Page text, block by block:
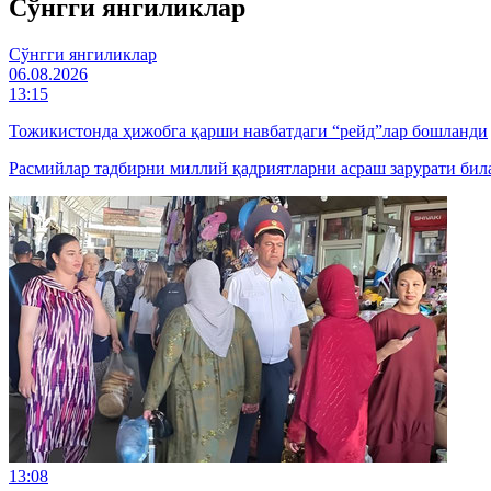
Cўнгги янгиликлар
Cўнгги янгиликлар
06.08.2026
13:15
Тожикистонда ҳижобга қарши навбатдаги “рейд”лар бошланди
Расмийлар тадбирни миллий қадриятларни асраш зарурати
13:08